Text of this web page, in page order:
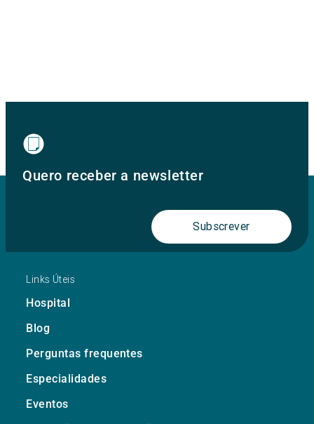
Quero receber a newsletter
Subscrever
Links Úteis
Hospital
Blog
Perguntas frequentes
Especialidades
Eventos